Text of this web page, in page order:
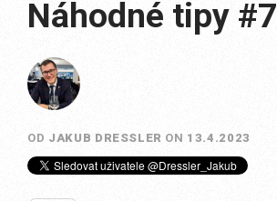
Náhodné tipy #7
OD JAKUB DRESSLER ON 13.4.2023